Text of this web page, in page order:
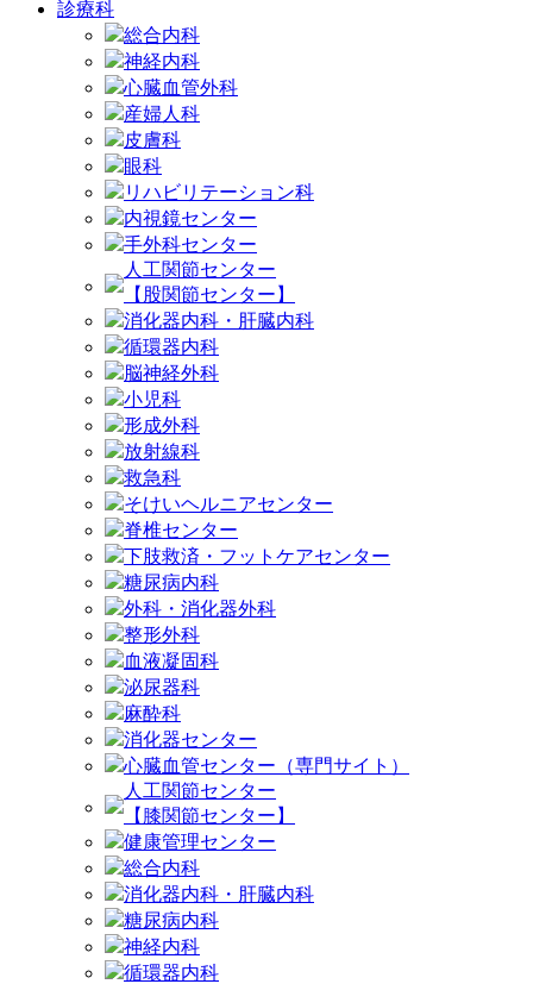
診療科
総合内科
神経内科
心臓血管外科
産婦人科
皮膚科
眼科
リハビリテーション科
内視鏡センター
手外科センター
人工関節センター
【股関節センター】
消化器内科・肝臓内科
循環器内科
脳神経外科
小児科
形成外科
放射線科
救急科
そけいヘルニアセンター
脊椎センター
下肢救済・フットケアセンター
糖尿病内科
外科・消化器外科
整形外科
血液凝固科
泌尿器科
麻酔科
消化器センター
心臓血管センター（専門サイト）
人工関節センター
【膝関節センター】
健康管理センター
総合内科
消化器内科・肝臓内科
糖尿病内科
神経内科
循環器内科